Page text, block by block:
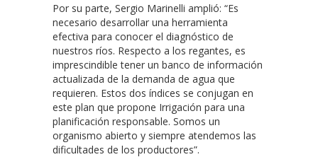
Por su parte, Sergio Marinelli amplió: “Es
necesario desarrollar una herramienta
efectiva para conocer el diagnóstico de
nuestros ríos. Respecto a los regantes, es
imprescindible tener un banco de información
actualizada de la demanda de agua que
requieren. Estos dos índices se conjugan en
este plan que propone Irrigación para una
planificación responsable. Somos un
organismo abierto y siempre atendemos las
dificultades de los productores”.